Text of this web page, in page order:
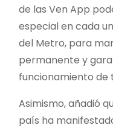
de las Ven App
especial en cada
del Metro, para
permanente y
funcionamiento de
Asimismo, añadió
país ha